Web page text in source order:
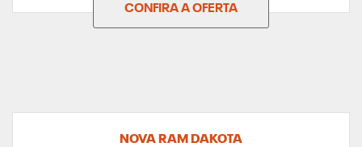
CONFIRA A OFERTA
NOVA RAM DAKOTA